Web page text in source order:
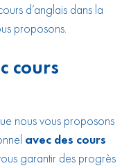
d’anglais dans la
proposons.
cours
nous vous proposons
avec des cours
garantir des progrès